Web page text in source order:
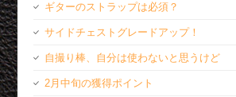
ギターのストラップは必須？
サイドチェストグレードアップ！
自撮り棒、自分は使わないと思うけど
2月中旬の獲得ポイント